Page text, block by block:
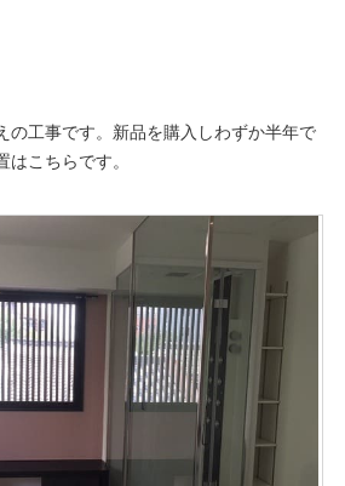
の工事です。新品を購入しわずか半年で
はこちらです。